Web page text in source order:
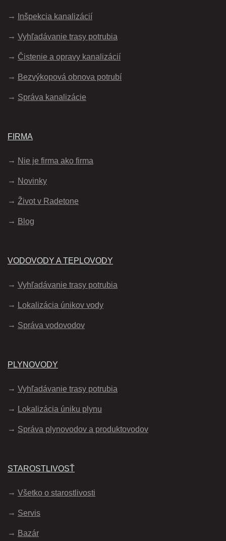
Inšpekcia kanalizácií
Vyhľadávanie trasy potrubia
Čistenie a opravy kanalizácií
Bezvýkopová obnova potrubí
Správa kanalizácie
FIRMA
Nie je firma ako firma
Novinky
Život v Radetone
Blog
VODOVODY A TEPLOVODY
Vyhľadávanie trasy potrubia
Lokalizácia únikov vody
Správa vodovodov
PLYNOVODY
Vyhľadávanie trasy potrubia
Lokalizácia úniku plynu
Správa plynovodov a produktovodov
STAROSTLIVOSŤ
Všetko o starostlivosti
Servis
Bazár